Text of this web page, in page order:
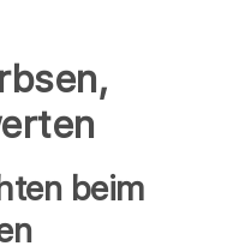
beim